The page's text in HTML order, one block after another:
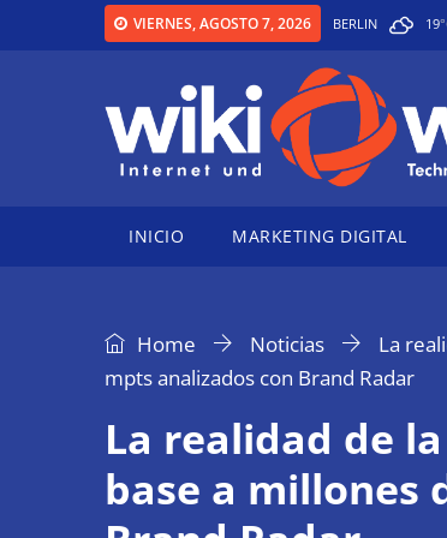
VIERNES, AGOSTO 7, 2026 BERLIN 19°
INICIO MARKETING DIGITAL
Home Noticias
La
mpts analizados con Brand Radar
La realidad de
base a millones